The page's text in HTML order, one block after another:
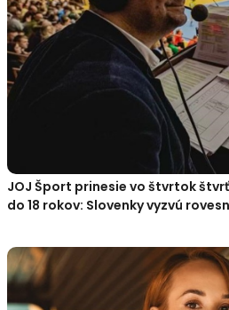
JOJ Šport prinesie vo štvrtok
do 18 rokov: Slovenky vyzvú